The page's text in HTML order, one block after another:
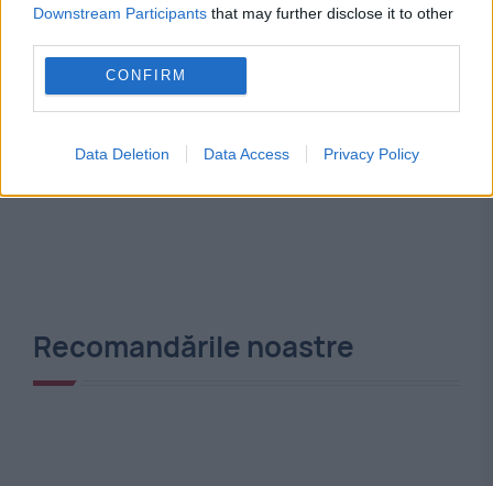
Downstream Participants that may further disclose it to other
CONFIRM
Data Deletion Data Access Privacy Policy
Recomandările noastre